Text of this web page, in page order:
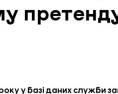
у базі даних служби